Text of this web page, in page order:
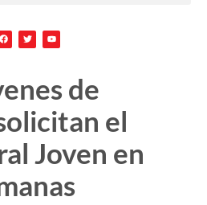
de
el
Joven en